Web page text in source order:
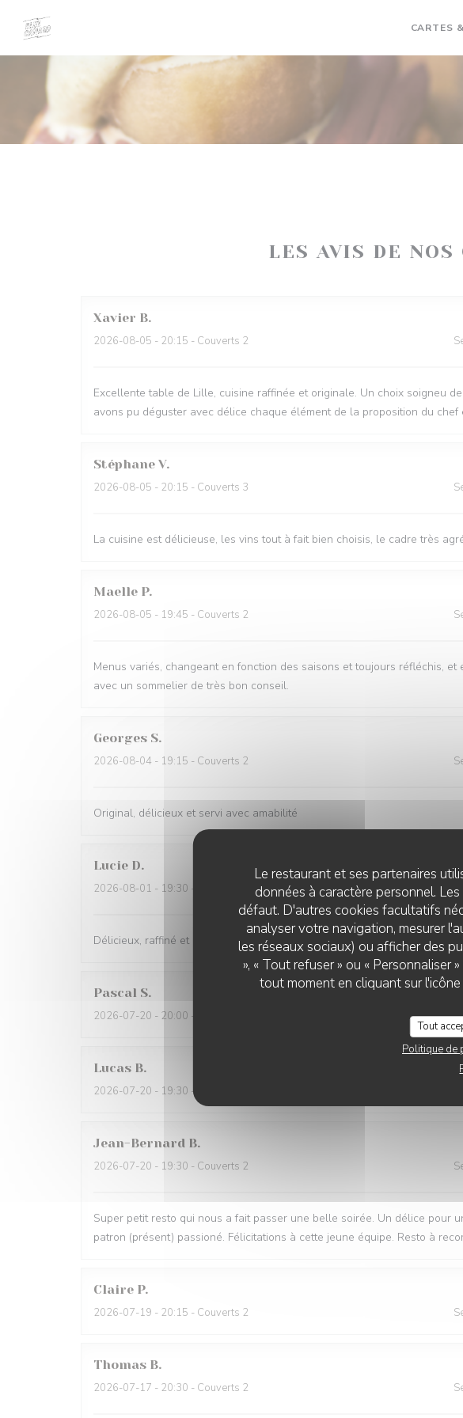
Le restaurant et ses partenaires
données à caractère personnel.
défaut. D'autres cookies facultatifs
analyser votre navigation, mesurer
les réseaux sociaux) ou afficher des
», « Tout refuser » ou «
tout moment en cliquant sur
Tout
Politique de
CARTES
LES AVIS DE NOS
Xavier B
2026-08-05 - 20:15 - Couverts 2
Excellente table de Lille, cuisine raffinée et originale. Un choix soigneu
avons pu déguster avec délice chaque élément de la proposition du
Stéphane V
2026-08-05 - 20:15 - Couverts 3
La cuisine est délicieuse, les vins tout à fait bien choisis, le cadre très
Maelle P
2026-08-05 - 19:45 - Couverts 2
Menus variés, changeant en fonction des saisons et toujours réfléchis,
avec un sommelier de très bon conseil.
Georges S
2026-08-04 - 19:15 - Couverts 2
Original, délicieux et servi avec amabilité
Lucie D
2026-08-01 - 19:30 - Couverts 2
Délicieux, raffiné et original. Je recommande !
Pascal S
2026-07-20 - 20:00 - Couverts 1
Lucas B
2026-07-20 - 19:30 - Couverts 2
Jean-Bernard B
2026-07-20 - 19:30 - Couverts 2
Super petit resto qui nous a fait passer une belle soirée. Un délice pour
patron (présent) passioné. Félicitations à cette jeune équipe. Resto à
Claire P
2026-07-19 - 20:15 - Couverts 2
Thomas B
2026-07-17 - 20:30 - Couverts 2